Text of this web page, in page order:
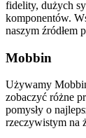
fidelity, dużych
komponentów.
naszym źródłem
Mobbin
Używamy
zobaczyć różne
pomysły o
rzeczywistym na